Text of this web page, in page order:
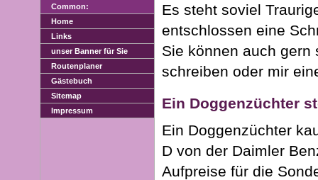
Common:
Home
Links
unser Banner für Sie
Routenplaner
Gästebuch
Sitemap
Impressum
Es steht soviel
entschlossen eine
Sie können auch gern
schreiben oder mir
Ein Doggenzüchter
Ein Doggenzüchter
D von der Daimler
Aufpreise für die